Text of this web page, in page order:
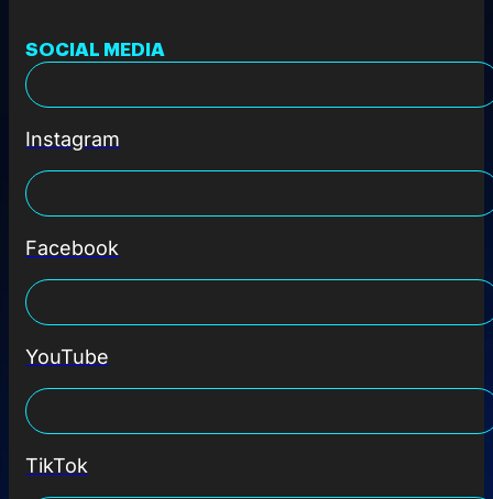
SOCIAL MEDIA
Instagram
Facebook
YouTube
TikTok